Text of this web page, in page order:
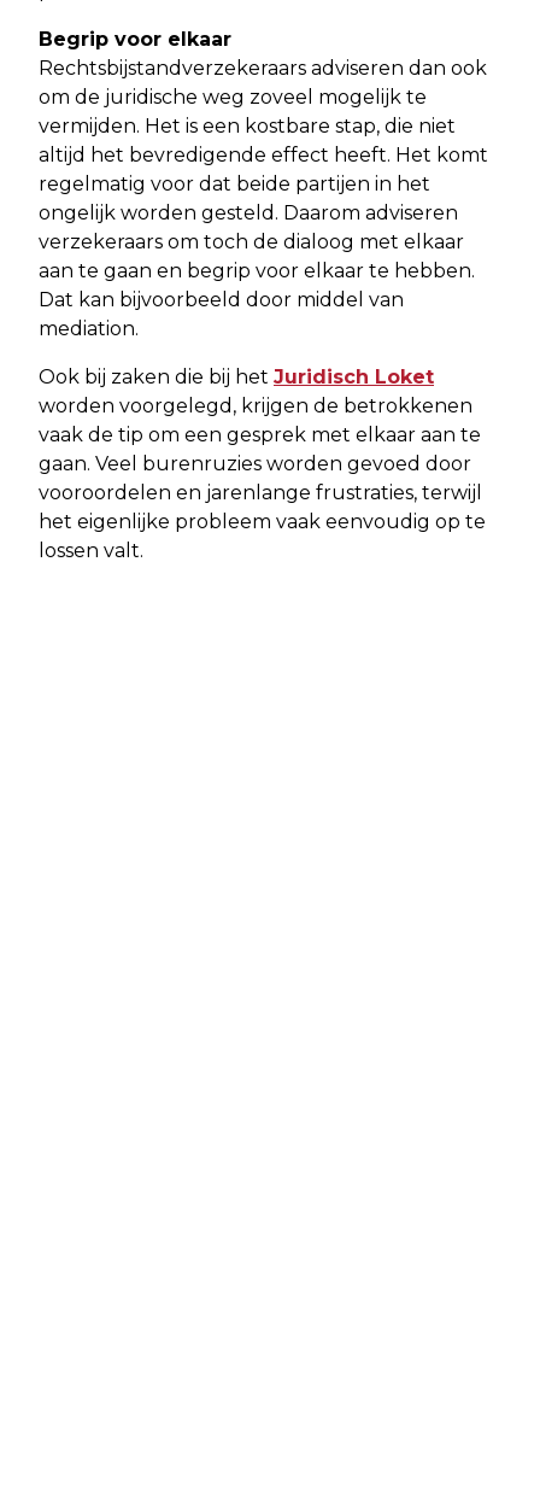
Begrip voor elkaar
Rechtsbijstandverzekeraars adviseren dan ook
om de juridische weg zoveel mogelijk te
vermijden. Het is een kostbare stap, die niet
altijd het bevredigende effect heeft. Het komt
regelmatig voor dat beide partijen in het
ongelijk worden gesteld. Daarom adviseren
verzekeraars om toch de dialoog met elkaar
aan te gaan en begrip voor elkaar te hebben.
Dat kan bijvoorbeeld door middel van
mediation.
Ook bij zaken die bij het Juridisch Loket
worden voorgelegd, krijgen de betrokkenen
vaak de tip om een gesprek met elkaar aan te
gaan. Veel burenruzies worden gevoed door
vooroordelen en jarenlange frustraties, terwijl
het eigenlijke probleem vaak eenvoudig op te
lossen valt.